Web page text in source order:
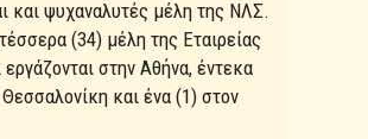
και ψυχαναλυτές μέλη της ΝΛΣ.
(34) μέλη της Εταιρείας
εργάζονται στην Αθήνα, έντεκα
και ένα (1) στον